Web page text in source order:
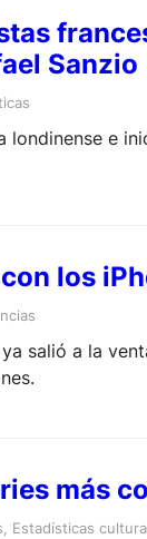
Sanzio
e
los
salió a la
más
Estadísticas